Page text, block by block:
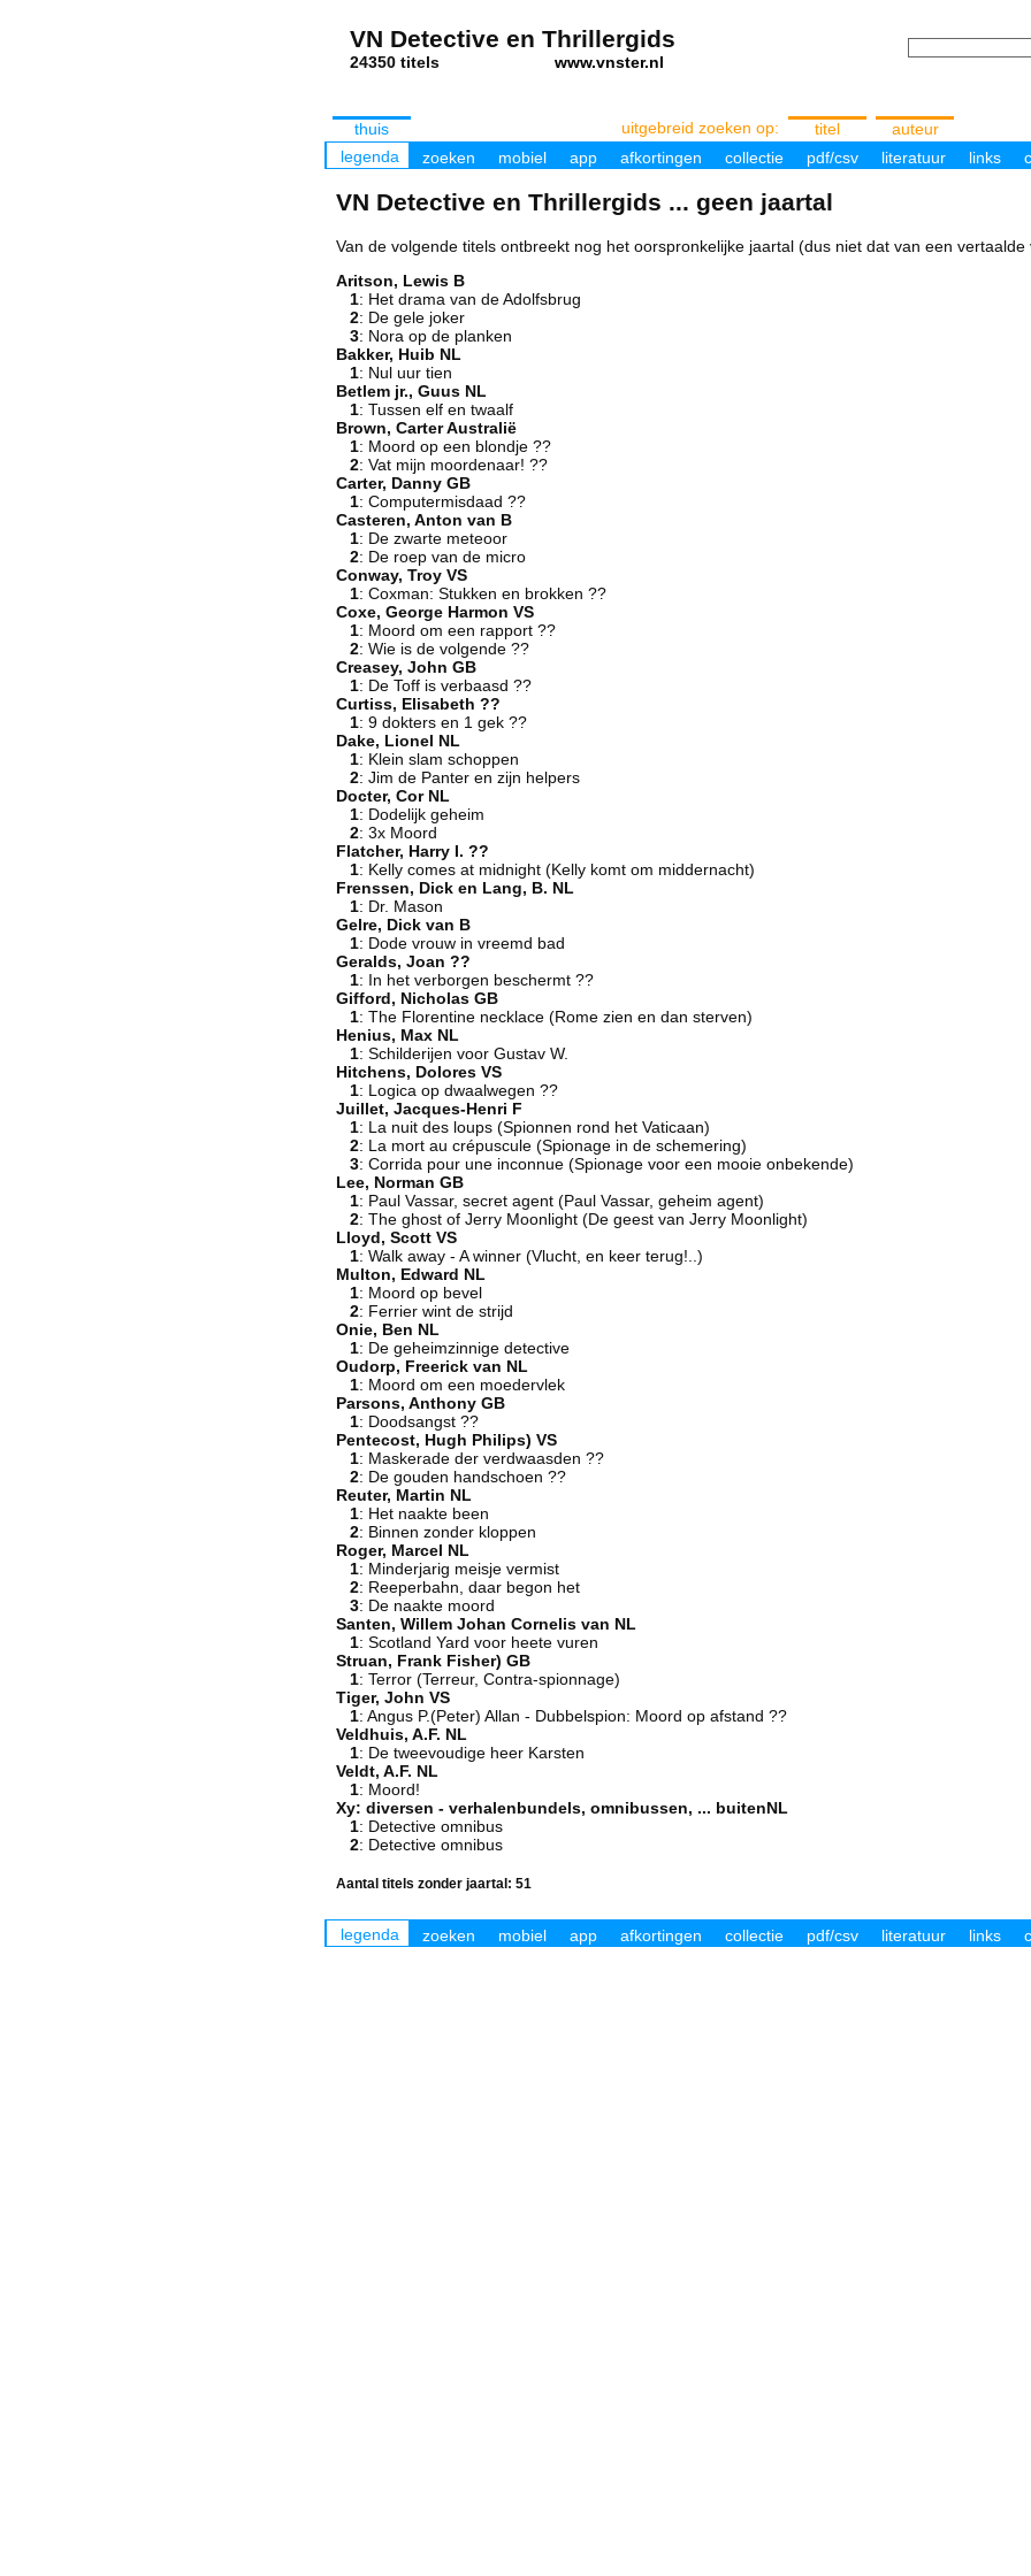
VN Detective en Thrillergids
24350 titels www.vnster.nl
thuis uitgebreid zoeken op: titel auteur
legenda
zoeken mobiel app afkortingen collectie pdf/csv literatuur links
VN Detective en Thrillergids ... geen jaartal
Van de volgende titels ontbreekt nog het oorspronkelijke jaartal (dus niet dat van een vertaalde
Aritson, Lewis B
1: Het drama van de Adolfsbrug
2: De gele joker
3: Nora op de planken
Bakker, Huib NL
1: Nul uur tien
Betlem jr., Guus NL
1: Tussen elf en twaalf
Brown, Carter Australië
1: Moord op een blondje ??
2: Vat mijn moordenaar! ??
Carter, Danny GB
1: Computermisdaad ??
Casteren, Anton van B
1: De zwarte meteoor
2: De roep van de micro
Conway, Troy VS
1: Coxman: Stukken en brokken ??
Coxe, George Harmon VS
1: Moord om een rapport ??
2: Wie is de volgende ??
Creasey, John GB
1: De Toff is verbaasd ??
Curtiss, Elisabeth ??
1: 9 dokters en 1 gek ??
Dake, Lionel NL
1: Klein slam schoppen
2: Jim de Panter en zijn helpers
Docter, Cor NL
1: Dodelijk geheim
2: 3x Moord
Flatcher, Harry I. ??
1: Kelly comes at midnight (Kelly komt om middernacht)
Frenssen, Dick en Lang, B. NL
1: Dr. Mason
Gelre, Dick van B
1: Dode vrouw in vreemd bad
Geralds, Joan ??
1: In het verborgen beschermt ??
Gifford, Nicholas GB
1: The Florentine necklace (Rome zien en dan sterven)
Henius, Max NL
1: Schilderijen voor Gustav W.
Hitchens, Dolores VS
1: Logica op dwaalwegen ??
Juillet, Jacques-Henri F
1: La nuit des loups (Spionnen rond het Vaticaan)
2: La mort au crépuscule (Spionage in de schemering)
3: Corrida pour une inconnue (Spionage voor een mooie onbekende)
Lee, Norman GB
1: Paul Vassar, secret agent (Paul Vassar, geheim agent)
2: The ghost of Jerry Moonlight (De geest van Jerry Moonlight)
Lloyd, Scott VS
1: Walk away - A winner (Vlucht, en keer terug!..)
Multon, Edward NL
1: Moord op bevel
2: Ferrier wint de strijd
Onie, Ben NL
1: De geheimzinnige detective
Oudorp, Freerick van NL
1: Moord om een moedervlek
Parsons, Anthony GB
1: Doodsangst ??
Pentecost, Hugh Philips) VS
1: Maskerade der verdwaasden ??
2: De gouden handschoen ??
Reuter, Martin NL
1: Het naakte been
2: Binnen zonder kloppen
Roger, Marcel NL
1: Minderjarig meisje vermist
2: Reeperbahn, daar begon het
3: De naakte moord
Santen, Willem Johan Cornelis van NL
1: Scotland Yard voor heete vuren
Struan, Frank Fisher) GB
1: Terror (Terreur, Contra-spionnage)
Tiger, John VS
1: Angus P.(Peter) Allan - Dubbelspion: Moord op afstand ??
Veldhuis, A.F. NL
1: De tweevoudige heer Karsten
Veldt, A.F. NL
1: Moord!
Xy: diversen - verhalenbundels, omnibussen, ... buitenNL
1: Detective omnibus
2: Detective omnibus
Aantal titels zonder jaartal: 51
legenda zoeken mobiel app afkortingen collectie pdf/csv literatuur links